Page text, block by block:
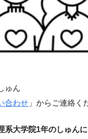
ゅん
合わせ 」からご連絡く
系大学院1年のしゅん